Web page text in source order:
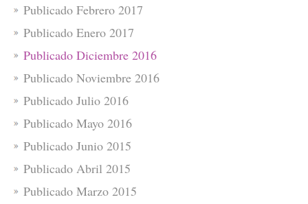
Publicado Febrero 2017
Publicado Enero 2017
Publicado Diciembre 2016
Publicado Noviembre 2016
Publicado Julio 2016
Publicado Mayo 2016
Publicado Junio 2015
Publicado Abril 2015
Publicado Marzo 2015